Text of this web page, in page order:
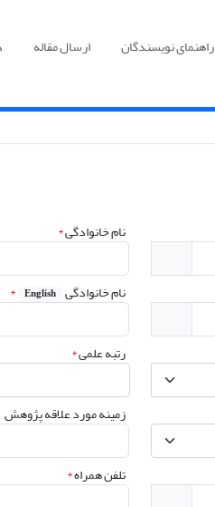
راهنمای نویسندگان ارسال مقاله
نام خانوادگی*
نام خانوادگی English
*
رتبه علمی*
زمینه مورد علاقه پژوهش
تلفن همراه*